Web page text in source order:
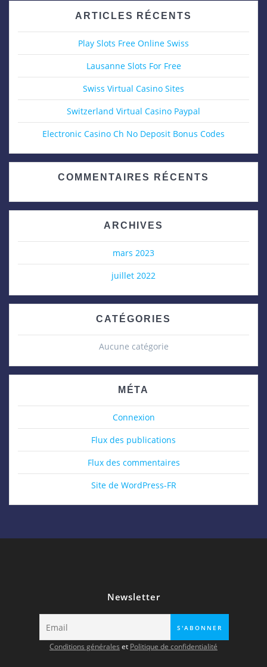
ARTICLES RÉCENTS
Play Slots Free Online Swiss
Lausanne Slots For Free
Swiss Virtual Casino Sites
Switzerland Virtual Casino Paypal
Electronic Casino Ch No Deposit Bonus Codes
COMMENTAIRES RÉCENTS
ARCHIVES
mars 2023
juillet 2022
CATÉGORIES
Aucune catégorie
MÉTA
Connexion
Flux des publications
Flux des commentaires
Site de WordPress-FR
Newsletter
Conditions générales et Politique de confidentialité